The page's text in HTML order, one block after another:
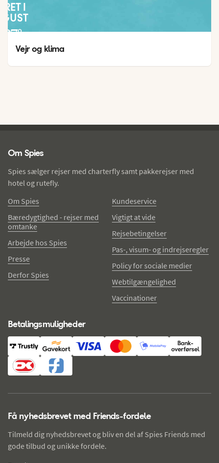
I
27°
24°
Vejr og klima
Om Spies
Spies sælger rejser med charterfly samt pakkerejser med
hotel og rutefly.
Om Spies
Bæredygtighed - rejser med
omtanke
Arbejde hos Spies
Presse
Derfor Spies
Kundeservice
Vigtigt at vide
Rejsebetingelser
Pas-, visum- og indrejseregler
Policy for sociale medier
Webtilgængelighed
Vaccinationer
Betalingsmuligheder
Få nyhedsbrevet med Friends-fordele
Tilmeld dig nyhedsbrevet og bliv en del af Spies Friends med
gode tilbud og unikke fordele.